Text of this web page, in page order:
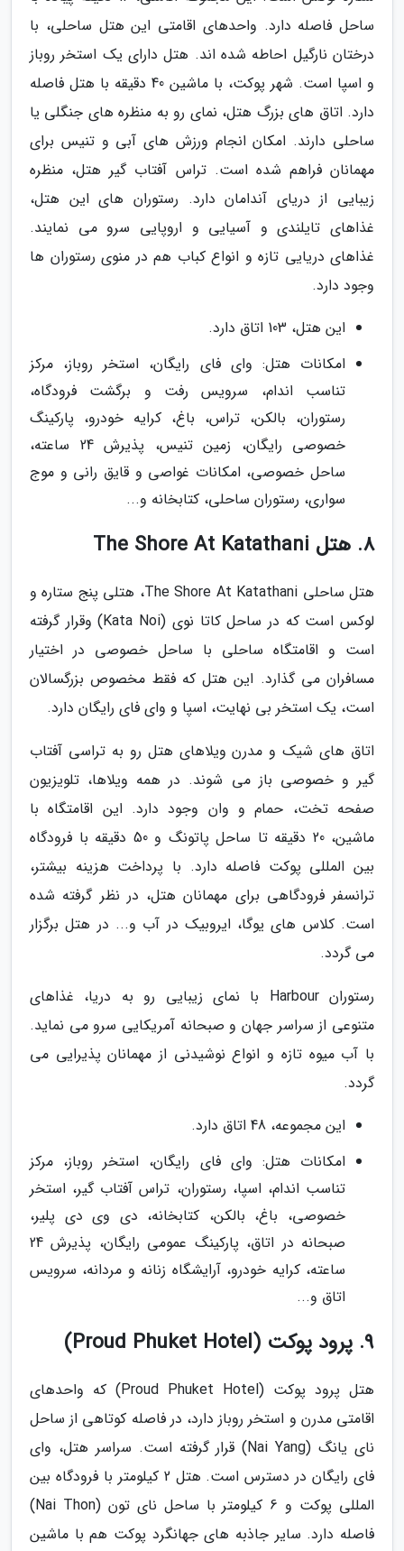
ساحل فاصله دارد. واحدهای اقامتی این هتل ساحلی، با
درختان نارگیل احاطه شده اند. هتل دارای یک استخر روباز
و اسپا است. شهر پوکت، با ماشین 40 دقیقه با هتل فاصله
دارد. اتاق های بزرگ هتل، نمای رو به منظره های جنگلی یا
ساحلی دارند. امکان انجام ورزش های آبی و تنیس برای
مهمانان فراهم شده است. تراس آفتاب گیر هتل، منظره
زیبایی از دریای آندامان دارد. رستوران های این هتل،
غذاهای تایلندی و آسیایی و اروپایی سرو می نمایند.
غذاهای دریایی تازه و انواع کباب هم در منوی رستوران ها
وجود دارد.
این هتل، 103 اتاق دارد.
امکانات هتل: وای فای رایگان، استخر روباز، مرکز
تناسب اندام، سرویس رفت و برگشت فرودگاه،
رستوران، بالکن، تراس، باغ، کرایه خودرو، پارکینگ
خصوصی رایگان، زمین تنیس، پذیرش 24 ساعته،
ساحل خصوصی، امکانات غواصی و قایق رانی و موج
سواری، رستوران ساحلی، کتابخانه و...
8. هتل The Shore At Katathani
هتل ساحلی The Shore At Katathani، هتلی پنج ستاره و
لوکس است که در ساحل کاتا نوی (Kata Noi) وقرار گرفته
است و اقامتگاه ساحلی با ساحل خصوصی در اختیار
مسافران می گذارد. این هتل که فقط مخصوص بزرگسالان
است، یک استخر بی نهایت، اسپا و وای فای رایگان دارد.
اتاق های شیک و مدرن ویلاهای هتل رو به تراسی آفتاب
گیر و خصوصی باز می شوند. در همه ویلاها، تلویزیون
صفحه تخت، حمام و وان وجود دارد. این اقامتگاه با
ماشین، 20 دقیقه تا ساحل پاتونگ و 50 دقیقه با فرودگاه
بین المللی پوکت فاصله دارد. با پرداخت هزینه بیشتر،
ترانسفر فرودگاهی برای مهمانان هتل، در نظر گرفته شده
است. کلاس های یوگا، ایروبیک در آب و... در هتل برگزار
می گردد.
رستوران Harbour با نمای زیبایی رو به دریا، غذاهای
متنوعی از سراسر جهان و صبحانه آمریکایی سرو می نماید.
با آب میوه تازه و انواع نوشیدنی از مهمانان پذیرایی می
گردد.
این مجموعه، 48 اتاق دارد.
امکانات هتل: وای فای رایگان، استخر روباز، مرکز
تناسب اندام، اسپا، رستوران، تراس آفتاب گیر، استخر
خصوصی، باغ، بالکن، کتابخانه، دی وی دی پلیر،
صبحانه در اتاق، پارکینگ عمومی رایگان، پذیرش 24
ساعته، کرایه خودرو، آرایشگاه زنانه و مردانه، سرویس
اتاق و...
9. پرود پوکت (Proud Phuket Hotel)
هتل پرود پوکت (Proud Phuket Hotel) که واحدهای
اقامتی مدرن و استخر روباز دارد، در فاصله کوتاهی از ساحل
نای یانگ (Nai Yang) قرار گرفته است. سراسر هتل، وای
فای رایگان در دسترس است. هتل 2 کیلومتر با فرودگاه بین
المللی پوکت و 6 کیلومتر با ساحل نای تون (Nai Thon)
فاصله دارد. سایر جاذبه های جهانگرد پوکت هم با ماشین